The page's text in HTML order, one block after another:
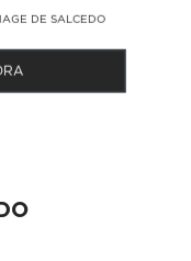
DE SALCEDO